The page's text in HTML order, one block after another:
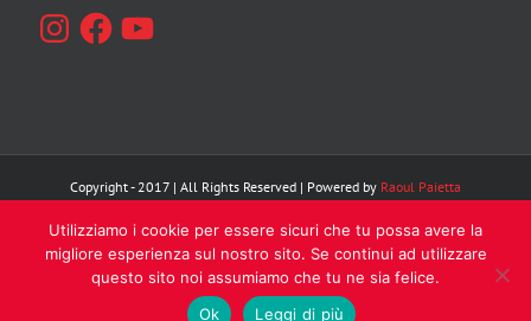
InstagramFacebookYouTube
Copyright - 2017 | All Rights Reserved | Powered by Raoul Paietta
FacebookInstagram
YouTube
Utilizziamo i cookie per essere sicuri che tu possa avere la
migliore esperienza sul nostro sito. Se continui ad utilizzare
questo sito noi assumiamo che tu ne sia felice.
Ok
Leggi di più